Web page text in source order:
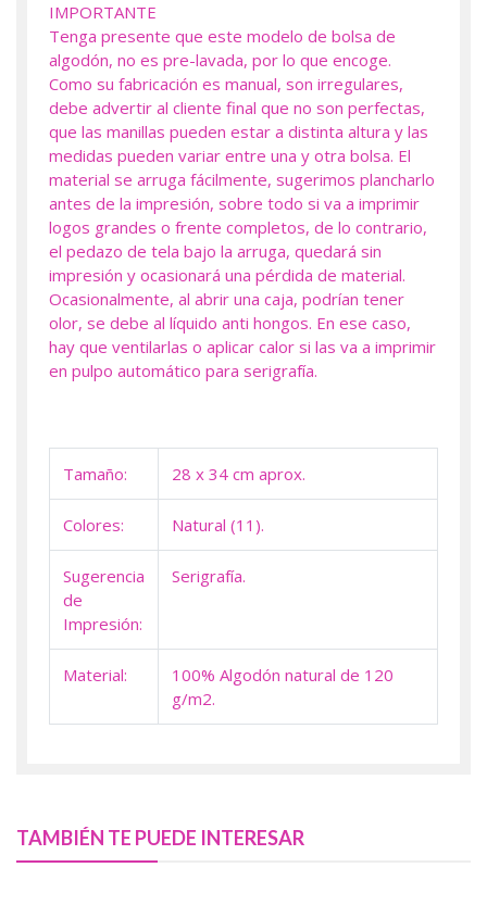
IMPORTANTE
Tenga presente que este modelo de bolsa de
algodón, no es pre-lavada, por lo que encoge.
Como su fabricación es manual, son irregulares,
debe advertir al cliente final que no son perfectas,
que las manillas pueden estar a distinta altura y las
medidas pueden variar entre una y otra bolsa. El
material se arruga fácilmente, sugerimos plancharlo
antes de la impresión, sobre todo si va a imprimir
logos grandes o frente completos, de lo contrario,
el pedazo de tela bajo la arruga, quedará sin
impresión y ocasionará una pérdida de material.
Ocasionalmente, al abrir una caja, podrían tener
olor, se debe al líquido anti hongos. En ese caso,
hay que ventilarlas o aplicar calor si las va a imprimir
en pulpo automático para serigrafía.
Tamaño: 28 x 34 cm aprox.
Colores: Natural (11).
Sugerencia
de
Impresión:
Serigrafía.
Material:
100% Algodón natural de 120
g/m2.
TAMBIÉN TE PUEDE INTERESAR